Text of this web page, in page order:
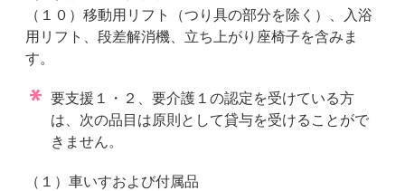
（１０）移動用リフト（つり具の部分を除く）、入浴
用リフト、段差解消機、立ち上がり座椅子を含みま
す。
要支援１・２、要介護１の認定を受けている方
は、次の品目は原則として貸与を受けることがで
きません。
（１）車いすおよび付属品